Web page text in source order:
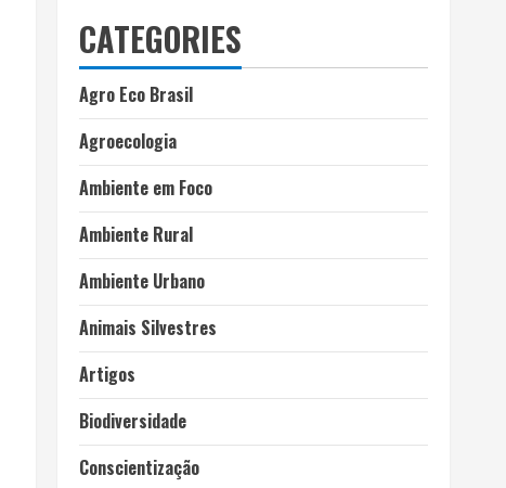
CATEGORIES
Agro Eco Brasil
Agroecologia
Ambiente em Foco
Ambiente Rural
Ambiente Urbano
Animais Silvestres
Artigos
Biodiversidade
Conscientização